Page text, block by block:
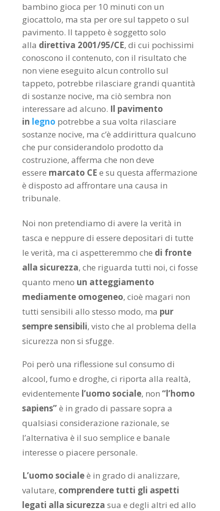
bambino gioca per 10 minuti con un
giocattolo, ma sta per ore sul tappeto o sul
pavimento. Il tappeto è soggetto solo
alla direttiva 2001/95/CE, di cui pochissimi
conoscono il contenuto, con il risultato che
non viene eseguito alcun controllo sul
tappeto, potrebbe rilasciare grandi quantità
di sostanze nocive, ma ciò sembra non
interessare ad alcuno. Il pavimento
in legno potrebbe a sua volta rilasciare
sostanze nocive, ma c’è addirittura qualcuno
che pur considerandolo prodotto da
costruzione, afferma che non deve
essere marcato CE e su questa affermazione
è disposto ad affrontare una causa in
tribunale.
Noi non pretendiamo di avere la verità in
tasca e neppure di essere depositari di tutte
le verità, ma ci aspetteremmo che di fronte
alla sicurezza, che riguarda tutti noi, ci fosse
quanto meno un atteggiamento
mediamente omogeneo, cioè magari non
tutti sensibili allo stesso modo, ma pur
sempre sensibili, visto che al problema della
sicurezza non si sfugge.
Poi però una riflessione sul consumo di
alcool, fumo e droghe, ci riporta alla realtà,
evidentemente l’uomo sociale, non “l’homo
sapiens”è in grado di passare sopra a
qualsiasi considerazione razionale, se
l’alternativa è il suo semplice e banale
interesse o piacere personale.
L’uomo socialeè in grado di analizzare,
valutare, comprendere tutti gli aspetti
legati alla sicurezza sua e degli altri ed allo